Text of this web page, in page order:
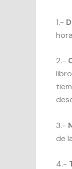
1.-
2.-
libro
3.-
de
4.-